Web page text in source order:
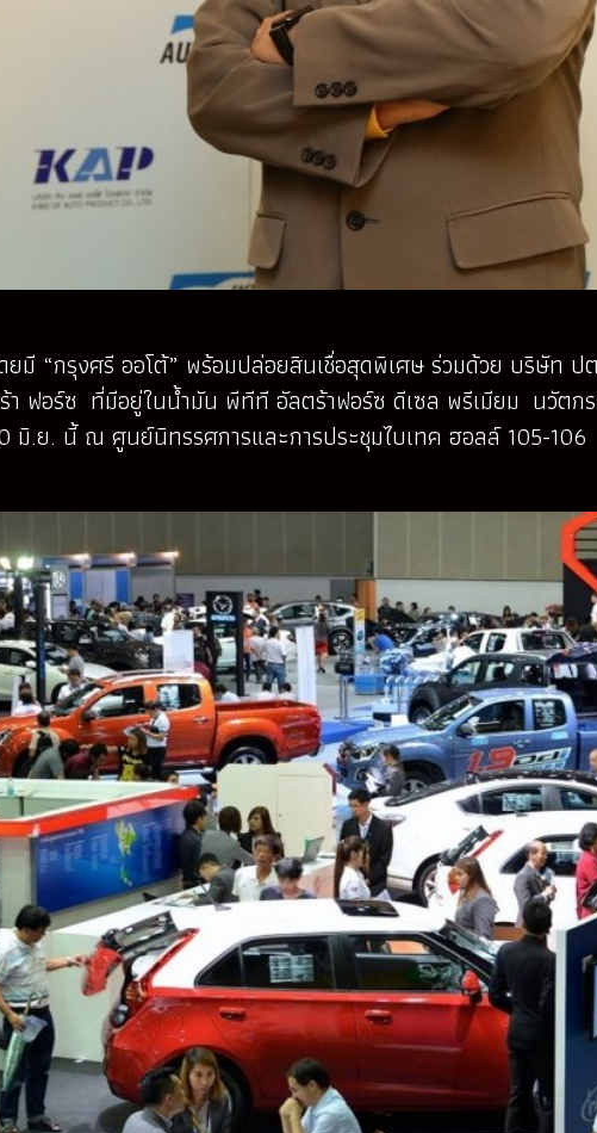
มี “กรุงศรี ออโต้” พร้อมปล่อยสินเชื่อสุดพิเศษ ร่วมด้วย บริษัท
า ฟอร์ซ ที่มีอยู่ในน้ำมัน พีทีที อัลตร้าฟอร์ซ ดีเซล พรีเมียม นวัตก
.ย. นี้ ณ ศูนย์นิทรรศการและการประชุมไบเทค ฮอลล์ 105-106